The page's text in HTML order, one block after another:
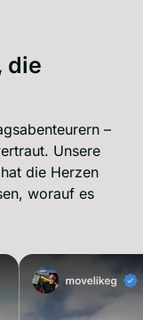
die
–
Unsere
die Herzen
worauf es
movelikeg on